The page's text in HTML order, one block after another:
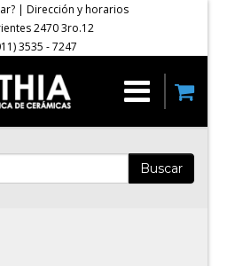
| Dirección y horarios
2470 3ro.12
3535 - 7247
Buscar